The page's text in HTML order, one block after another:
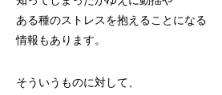
ある種のストレスを抱えることになる
情報もあります。
そういうものに対して、